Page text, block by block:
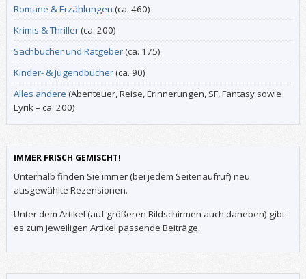
Romane & Erzählungen (ca. 460)
Krimis & Thriller(ca. 200)
Sachbücher und Ratgeber(ca. 175)
Kinder- & Jugendbücher(ca. 90)
Alles andere (Abenteuer, Reise, Erinnerungen, SF, Fantasy sowie
Lyrik – ca. 200)
IMMER FRISCH GEMISCHT!
Unterhalb finden Sie immer (bei jedem Seitenaufruf) neu
ausgewählte Rezensionen.
Unter dem Artikel (auf größeren Bildschirmen auch daneben) gibt
es zum jeweiligen Artikel passende Beiträge.